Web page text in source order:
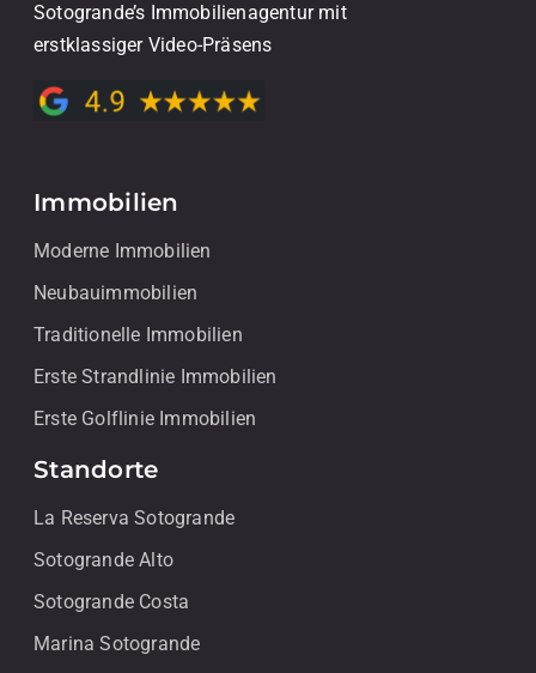
Sotogrande’s Immobilienagentur mit
erstklassiger Video-Präsens
Immobilien
Moderne Immobilien
Neubauimmobilien
Traditionelle Immobilien
Erste Strandlinie Immobilien
Erste Golflinie Immobilien
Standorte
La Reserva Sotogrande
Sotogrande Alto
Sotogrande Costa
Marina Sotogrande